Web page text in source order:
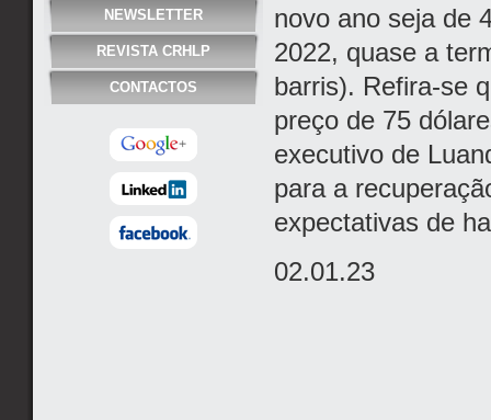
NEWSLETTER
REVISTA CRHLP
CONTACTOS
novo ano seja de
2022, quase a
barris). Refira-se
preço de 75
executivo de
para a
expectativas de
02.01.23